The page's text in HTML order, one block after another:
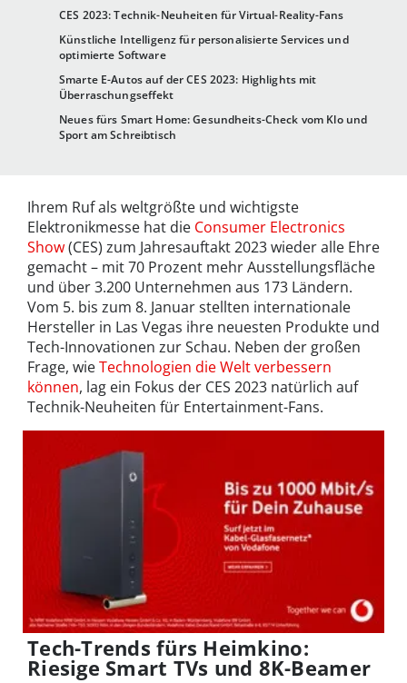
CES 2023: Technik-Neuheiten für Virtual-Reality-Fans
Künstliche Intelligenz für personalisierte Services und
optimierte Software
Smarte E-Autos auf der CES 2023: Highlights mit
Überraschungseffekt
Neues fürs Smart Home: Gesundheits-Check vom Klo und
Sport am Schreibtisch
Ihrem Ruf als weltgrößte und wichtigste
Elektronikmesse hat die Consumer Electronics
Show(CES) zum Jahresauftakt 2023 wieder alle Ehre
gemacht – mit 70 Prozent mehr Ausstellungsfläche
und über 3.200 Unternehmen aus 173 Ländern.
Vom 5. bis zum 8. Januar stellten internationale
Hersteller in Las Vegas ihre neuesten Produkte und
Tech-Innovationen zur Schau. Neben der großen
Frage, wieTechnologien die Welt verbessern
können, lag ein Fokus der CES 2023 natürlich auf
Technik-Neuheiten für Entertainment-Fans.
Tech-Trends fürs Heimkino:
Riesige Smart TVs und 8K-Beamer